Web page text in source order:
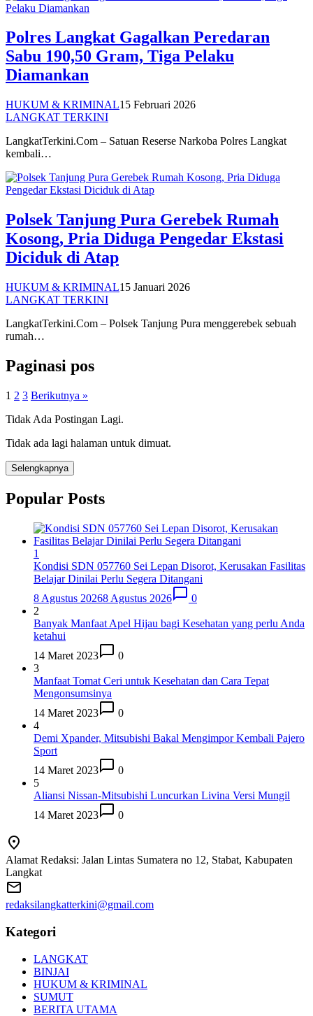
Polres Langkat Gagalkan Peredaran
Sabu 190,50 Gram, Tiga Pelaku
Diamankan
HUKUM & KRIMINAL15 Februari 2026
LANGKAT TERKINI
LangkatTerkini.Com – Satuan Reserse Narkoba Polres Langkat
kembali…
Polsek Tanjung Pura Gerebek Rumah
Kosong, Pria Diduga Pengedar Ekstasi
Diciduk di Atap
HUKUM & KRIMINAL15 Januari 2026
LANGKAT TERKINI
LangkatTerkini.Com – Polsek Tanjung Pura menggerebek sebuah
rumah…
Paginasi pos
1 2 3 Berikutnya »
Tidak Ada Postingan Lagi.
Tidak ada lagi halaman untuk dimuat.
Selengkapnya
Popular Posts
1
Kondisi SDN 057760 Sei Lepan Disorot, Kerusakan Fasilitas
Belajar Dinilai Perlu Segera Ditangani
8 Agustus 20268 Agustus 2026
0
2
Banyak Manfaat Apel Hijau bagi Kesehatan yang perlu Anda
ketahui
14 Maret 2023
0
3
Manfaat Tomat Ceri untuk Kesehatan dan Cara Tepat
Mengonsumsinya
14 Maret 2023
0
4
Demi Xpander, Mitsubishi Bakal Mengimpor Kembali Pajero
Sport
14 Maret 2023
0
5
Aliansi Nissan-Mitsubishi Luncurkan Livina Versi Mungil
14 Maret 2023
0
Alamat Redaksi: Jalan Lintas Sumatera no 12, Stabat, Kabupaten
Langkat
redaksilangkatterkini@gmail.com
Kategori
LANGKAT
BINJAI
HUKUM & KRIMINAL
SUMUT
BERITA UTAMA